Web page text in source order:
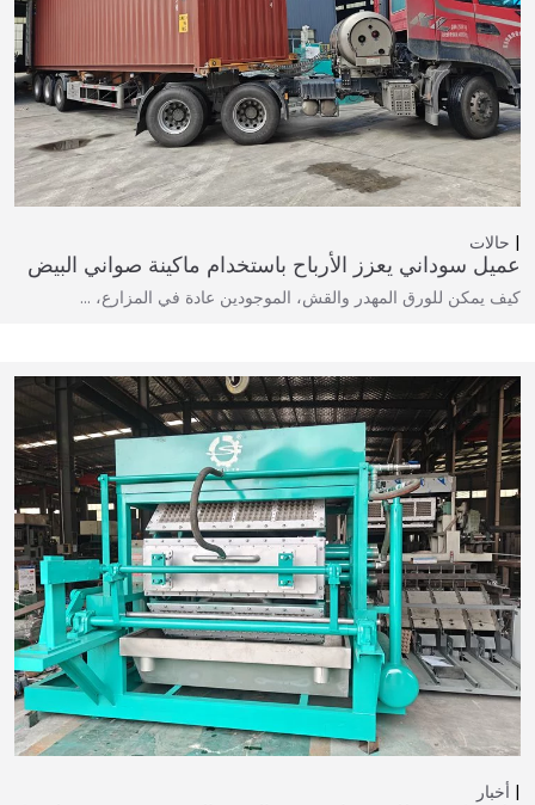
حالات
عميل سوداني يعزز الأرباح باستخدام ماكينة صواني البيض
كيف يمكن للورق المهدر والقش، الموجودين عادة في المزارع، …
أخبار